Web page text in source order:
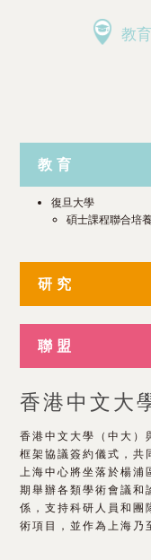
教育
教育
復旦大學
碩士課程聯合培
研究
聯盟
香港中文大
香港中文大學（中大
框架協議簽約儀式，共
上海中心將坐落於楊
期舉辦各類學術會議和
係，支持科研人員和團
術項目，並作為上海乃